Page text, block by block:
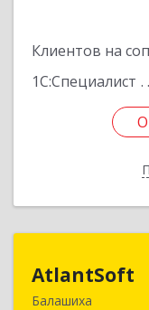
Клиентов на
1С:Специалист
AtlantSoft
Балашиха
143900,